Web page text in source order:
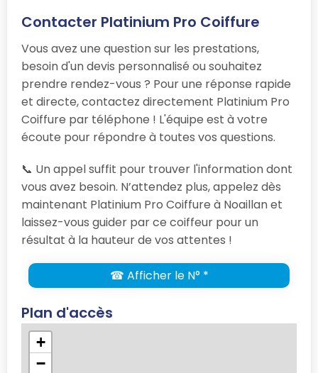
Contacter Platinium Pro Coiffure
Vous avez une question sur les prestations,
besoin d'un devis personnalisé ou souhaitez
prendre rendez-vous ? Pour une réponse rapide
et directe, contactez directement Platinium Pro
Coiffure par téléphone ! L'équipe est à votre
écoute pour répondre à toutes vos questions.
📞 Un appel suffit pour trouver l'information dont
vous avez besoin. N’attendez plus, appelez dès
maintenant Platinium Pro Coiffure à Noaillan et
laissez-vous guider par ce coiffeur pour un
résultat à la hauteur de vos attentes !
☎ Afficher le N° *
Plan d'accès
+
−